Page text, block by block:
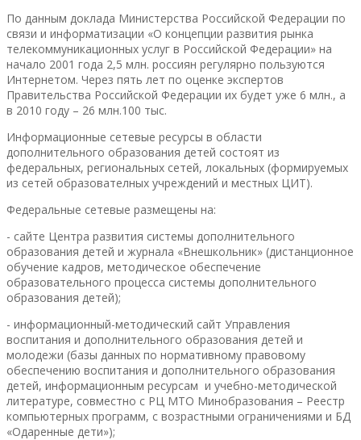
По данным доклада Министерства Российской Федерации по
связи и информатизации «О концепции развития рынка
телекоммуникационных услуг в Российской Федерации» на
начало 2001 года 2,5 млн. россиян регулярно пользуются
Интернетом. Через пять лет по оценке экспертов
Правительства Российской Федерации их будет уже 6 млн., а
в 2010 году – 26 млн.100 тыс.
Информационные сетевые ресурсы в области
дополнительного образования детей состоят из
федеральных, региональных сетей, локальных (формируемых
из сетей образователных учреждений и местных ЦИТ).
Федеральные сетевые размещены на:
- сайте Центра развития системы дополнительного
образования детей и журнала «Внешкольник» (дистанционное
обучение кадров, методическое обеспечение
образовательного процесса системы дополнительного
образования детей);
- информационный-методический сайт Управления
воспитания и дополнительного образования детей и
молодежи (базы данных по нормативному правовому
обеспечению воспитания и дополнительного образования
детей, информационным ресурсам и учебно-методической
литературе, совместно с РЦ МТО Минобразования – Реестр
компьютерных программ, с возрастными ограничениями и БД
«Одаренные дети»);